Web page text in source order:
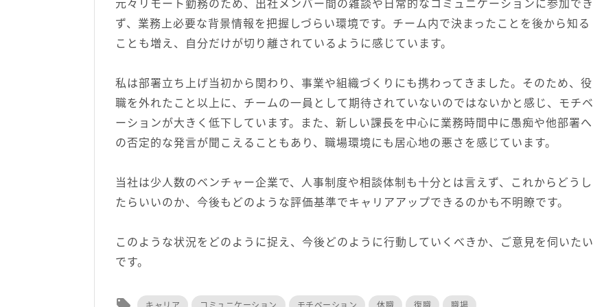
ず、業務上必要な背景情報を把握しづらい環境です。チーム内で決まったことを後から知る
ことも増え、自分だけが切り離されているように感じています。
私は部署立ち上げ当初から関わり、事業や組織づくりにも携わってきました。そのため、役
職を外れたこと以上に、チームの一員として期待されていないのではないかと感じ、モチベ
ーションが大きく低下しています。また、新しい課長を中心に業務時間中に愚痴や他部署へ
の否定的な発言が聞こえることもあり、職場環境にも居心地の悪さを感じています。
当社は少人数のベンチャー企業で、人事制度や相談体制も十分とは言えず、これからどうし
たらいいのか、今後もどのような評価基準でキャリアアップできるのかも不明瞭です。
このような状況をどのように捉え、今後どのように行動していくべきか、ご意見を伺いたい
です。